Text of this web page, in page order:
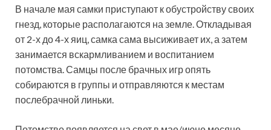
В начале мая самки приступают к обустройству своих
гнезд, которые располагаются на земле. Откладывая
от 2-х до 4-х яиц, самка сама высиживает их, а затем
занимается вскармливанием и воспитанием
потомства. Самцы после брачных игр опять
собираются в группы и отправляются к местам
послебрачной линьки.